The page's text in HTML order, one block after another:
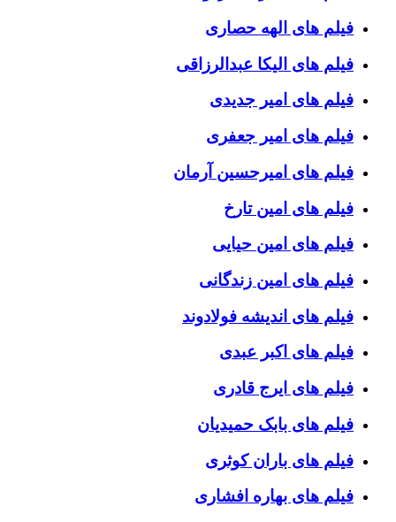
فیلم های الهه حصاری
فیلم های الیکا عبدالرزاقی
فیلم های امیر جدیدی
فیلم های امیر جعفری
فیلم های امیرحسین آرمان
فیلم های امین تارخ
فیلم های امین حیایی
فیلم های امین زندگانی
فیلم های اندیشه فولادوند
فیلم های اکبر عبدی
فیلم های ایرج قادری
فیلم های بابک حمیدیان
فیلم های باران کوثری
فیلم های بهاره افشاری